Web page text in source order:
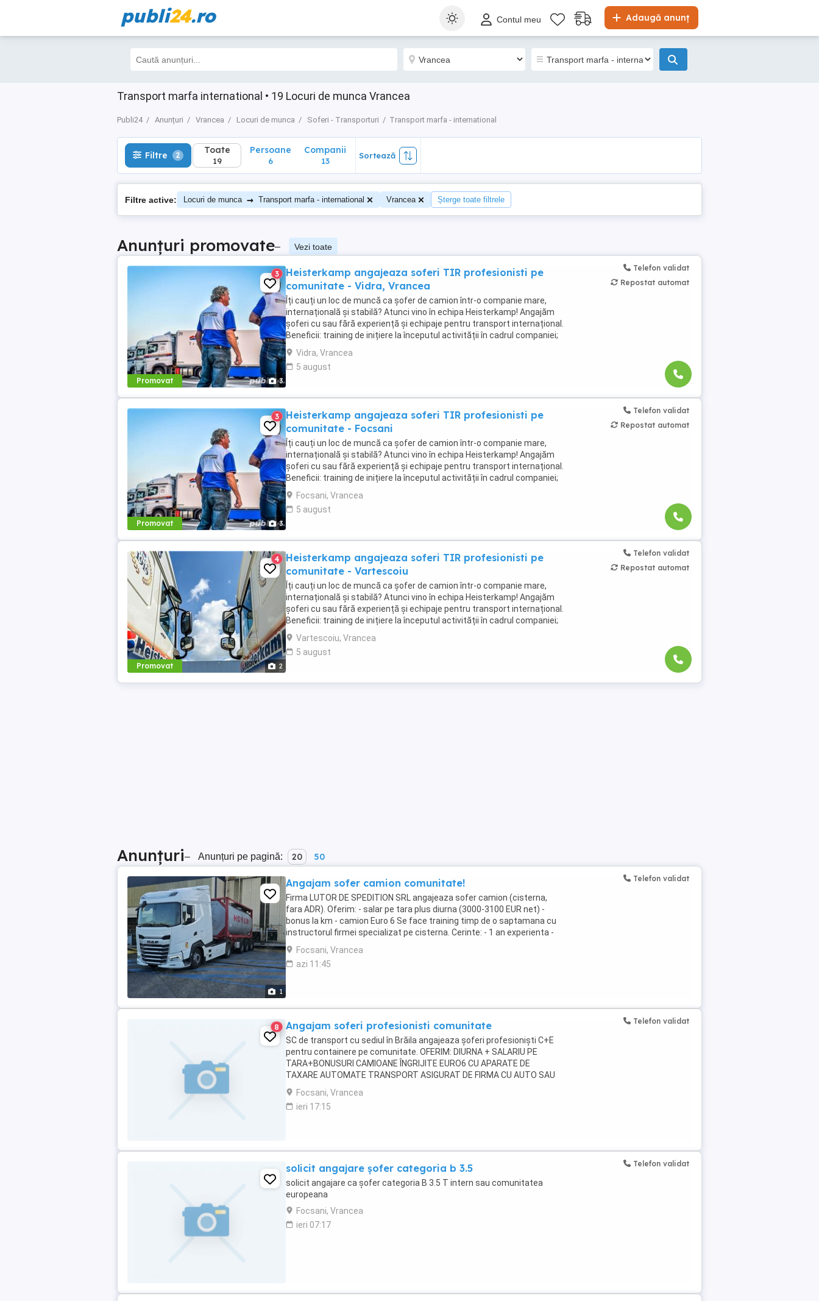
publi24.ro Adaugă anunț
Contul meu
Transport marfa international • 19 Locuri de munca Vrancea
Publi24 Anunțuri Vrancea Locuri de munca Soferi - Transporturi Transport marfa - international
Filtre 2 Toate
19
Filtre 2 Toate
19
Persoane
6
Companii
13
Sortează
Filtre active: Locuri de munca → Transport marfa - international Vrancea Șterge toate filtrele
Anunțuri promovate– Vezi toate
Promovat 3
3
Heisterkamp angajeaza soferi TIR profesionisti pe
comunitate - Vidra, Vrancea
Îți cauți un loc de muncă ca șofer de camion într-o companie mare,
internațională și stabilă? Atunci vino în echipa Heisterkamp! Angajăm
șoferi cu sau fără experiență și echipaje pentru transport internațional.
Beneficii: training de inițiere la începutul activității în cadrul companiei;
training ...
Vidra, Vrancea
5 august
Telefon validat
Repostat automat
Promovat 3
3
Heisterkamp angajeaza soferi TIR profesionisti pe
comunitate - Focsani
Îți cauți un loc de muncă ca șofer de camion într-o companie mare,
internațională și stabilă? Atunci vino în echipa Heisterkamp! Angajăm
șoferi cu sau fără experiență și echipaje pentru transport internațional.
Beneficii: training de inițiere la începutul activității în cadrul companiei;
training ...
Focsani, Vrancea
5 august
Telefon validat
Repostat automat
Promovat 2
4
Heisterkamp angajeaza soferi TIR profesionisti pe
comunitate - Vartescoiu
Îți cauți un loc de muncă ca șofer de camion într-o companie mare,
internațională și stabilă? Atunci vino în echipa Heisterkamp! Angajăm
șoferi cu sau fără experiență și echipaje pentru transport internațional.
Beneficii: training de inițiere la începutul activității în cadrul companiei;
training ...
Vartescoiu, Vrancea
5 august
Telefon validat
Repostat automat
Anunțuri– Anunțuri pe pagină: 20 50
1
Angajam sofer camion comunitate!
Firma LUTOR DE SPEDITION SRL angajeaza sofer camion (cisterna,
fara ADR). Oferim: - salar pe tara plus diurna (3000-3100 EUR net) -
bonus la km - camion Euro 6 Se face training timp de o saptamana cu
instructorul firmei specializat pe cisterna. Cerinte: - 1 an experienta -
seriozitate, asumare si responsabilitate - ...
Focsani, Vrancea
azi 11:45
Telefon validat
8 Angajam soferi profesionisti comunitate
SC de transport cu sediul în Brăila angajeaza șoferi profesioniști C+E
pentru containere pe comunitate. OFERIM: DIURNA + SALARIU PE
TARA+BONUSURI CAMIOANE ÎNGRIJITE EURO6 CU APARATE DE
TAXARE AUTOMATE TRANSPORT ASIGURAT DE FIRMA CU AUTO SAU
AVION TELEFON DE SERVICIU CU MIN. ȘI INTERNET PERIOADA ...
Focsani, Vrancea
ieri 17:15
Telefon validat
solicit angajare șofer categoria b 3.5
solicit angajare ca șofer categoria B 3.5 T intern sau comunitatea
europeana
Focsani, Vrancea
ieri 07:17
Telefon validat